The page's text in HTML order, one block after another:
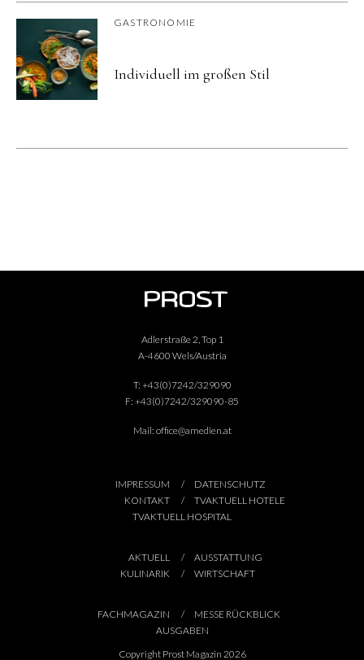
GASTRONOMIE
Individuell im großen Stil
Adlerstraße 2, Top 1
A-4600 Wels/Austria
T: +43(0)7242/329090
F: +43(0)7242/329090-85
Mail: office@amedien.at
IMPRESSUM
DATENSCHUTZ
KONTAKT
TVAKTUELL HOTELE
TVAKTUELL HOSPITAL
AKTUELL
AUSSTATTUNG
KULINARIK
WIRTSCHAFT
FACHMAGAZIN
MESSE RÜCKBLICK
AUSGABEN
Copyright Prost Magazin 2026